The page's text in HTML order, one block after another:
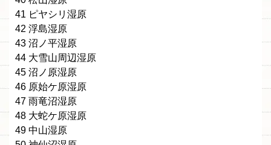
41 ピヤシリ湿原
42 浮島湿原
43 沼ノ平湿原
44 大雪山周辺湿原
45 沼ノ原湿原
46 原始ケ原湿原
47 雨竜沼湿原
48 大蛇ケ原湿原
49 中山湿原